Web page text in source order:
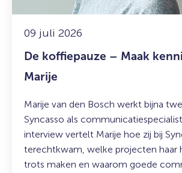
09 juli 2026
De koffiepauze – Maak
Marije
Marije van den Bosch werkt bijna
Syncasso als
interview vertelt Marije hoe zij bij
terechtkwam, welke projecten haar
trots maken en waarom goede